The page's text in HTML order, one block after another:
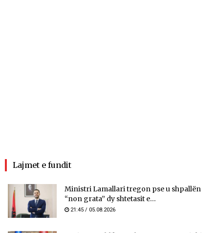
Lajmet e fundit
Ministri Lamallari tregon pse u shpallën
“non grata” dy shtetasit e...
21:45 / 05.08.2026